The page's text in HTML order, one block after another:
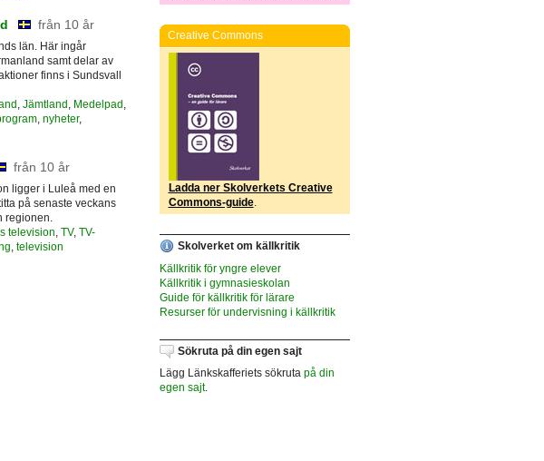
från 10 år
län. Här ingår
samt delar av
finns i Sundsvall
, Jämtland , Medelpad ,
, nyheter,
från 10 år
ligger i Luleå med en
på senaste veckans
regionen.
television TV, TV-
television
Creative Commons
Ladda ner Skolverkets Creative
Commons-guide.
Skolverket om källkritik
Källkritik för yngre elever
Källkritik i gymnasieskolan
Guide för källkritik för lärare
Resurser för undervisning i källkritik
Sökruta på din egen sajt
Lägg Länkskafferiets sökruta på din
egen sajt.